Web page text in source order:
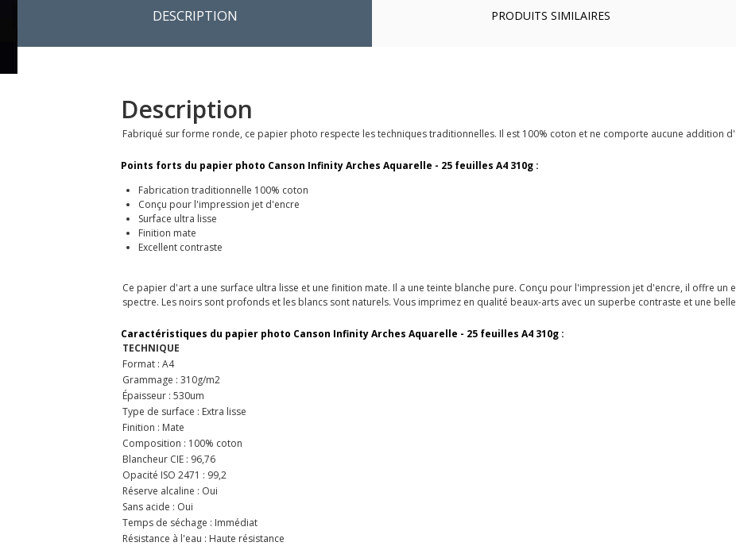
DESCRIPTION PRODUITS SIMILAIRES
Description
Fabriqué sur forme ronde, ce papier photo respecte les techniques traditionnelles. Il est 100% coton et ne comporte aucune addition
Points forts du papier photo Canson Infinity Arches Aquarelle - 25 feuilles A4 310g :
Fabrication traditionnelle 100% coton
Conçu pour l'impression jet d'encre
Surface ultra lisse
Finition mate
Excellent contraste
Ce papier d'art a une surface ultra lisse et une finition mate. Il a une teinte blanche pure. Conçu pour l'impression jet d'encre, il offre un
spectre. Les noirs sont profonds et les blancs sont naturels. Vous imprimez en qualité beaux-arts avec un superbe contraste et une
Caractéristiques du papier photo Canson Infinity Arches Aquarelle - 25 feuilles A4 310g :
TECHNIQUE
Format : A4
Grammage : 310g/m2
Épaisseur : 530um
Type de surface : Extra lisse
Finition : Mate
Composition : 100% coton
Blancheur CIE : 96,76
Opacité ISO 2471 : 99,2
Réserve alcaline : Oui
Sans acide : Oui
Temps de séchage : Immédiat
Résistance à l'eau : Haute résistance